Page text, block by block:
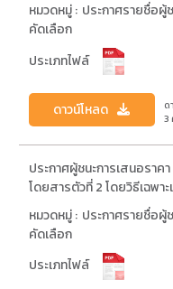
หมวดหมู่ : ประกาศรายชื่อผู้
คัดเลือก
ประเภทไฟล์
ดาวน์โหลด
ด
3
ประกาศผู้ชนะการเสนอรา
โดยสารตัวที่ 2 โดยวิธีเฉพาะ
หมวดหมู่ : ประกาศรายชื่อผู้
คัดเลือก
ประเภทไฟล์